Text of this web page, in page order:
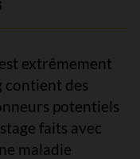
extrêmement
contient des
potentiels
faits avec
maladie